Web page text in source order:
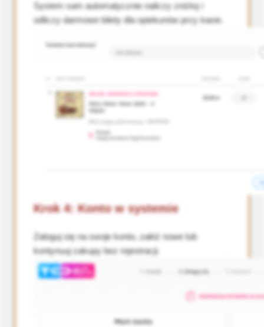
System sam automatycznie naliczy zniżkę i
odliczy darmowe bilety dla opiekunów przy kasie.
Krok 4: Konto w systemie
Zaloguj się na swoje konto, załóż nowe lub
kontynuuj zakupy bez rejestracji.